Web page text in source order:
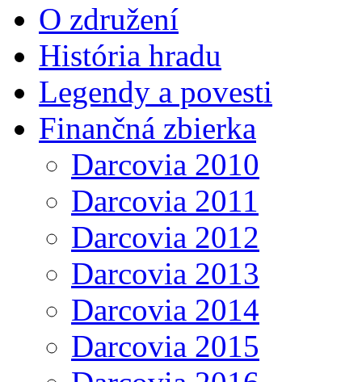
O združení
História hradu
Legendy a povesti
Finančná zbierka
Darcovia 2010
Darcovia 2011
Darcovia 2012
Darcovia 2013
Darcovia 2014
Darcovia 2015